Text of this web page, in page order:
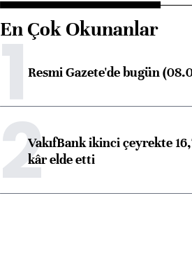
En Çok Okunanlar
1Resmi Gazete'de bugün
2VakıfBank ikinci çeyrekte
kâr elde etti